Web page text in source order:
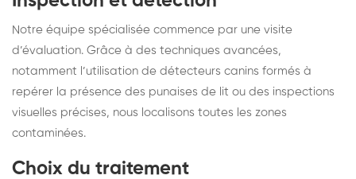
Notre équipe spécialisée commence par une visite
d’évaluation. Grâce à des techniques avancées,
notamment l’utilisation de détecteurs canins formés à
repérer la présence des punaises de lit ou des inspections
visuelles précises, nous localisons toutes les zones
contaminées.
Choix du traitement